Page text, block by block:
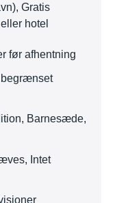
Gratis
hotel
før afhentning
Barnesæde,
Intet